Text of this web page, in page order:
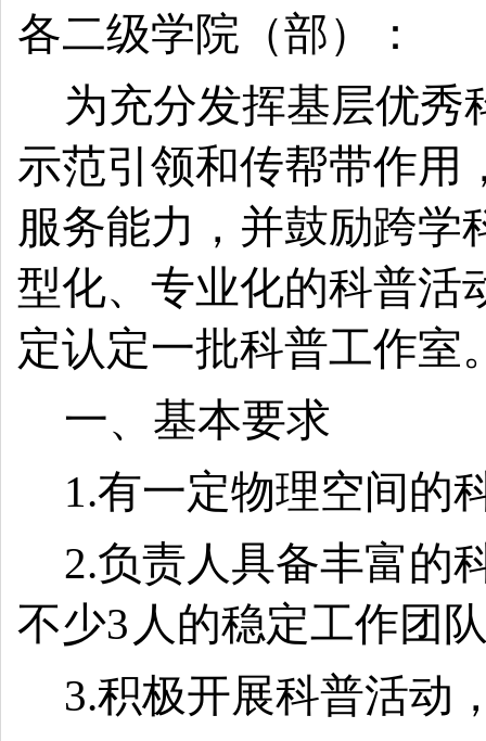
各二级学院（部）：
为充分发挥基层优秀
示范引领和传帮带作用
服务能力，并鼓励跨学
型化、专业化的科普活
定认定一批科普工作室
一、基本要求
1.有一定物理空间的
2.负责人具备丰富的
不少3 人的稳定工作团
3.积极开展科普活动